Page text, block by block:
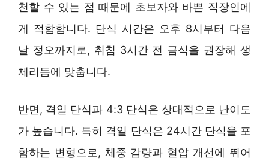
천할 수 있는 점 때문에 초보자와 바쁜 직장인에
게 적합합니다. 단식 시간은 오후 8시부터 다음
날 정오까지로, 취침 3시간 전 금식을 권장해 생
체리듬에 맞춥니다.
반면, 격일 단식과 4:3 단식은 상대적으로 난이도
가 높습니다. 특히 격일 단식은 24시간 단식을 포
함하는 변형으로, 체중 감량과 혈압 개선에 뛰어